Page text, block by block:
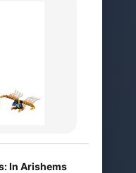
In Arishems